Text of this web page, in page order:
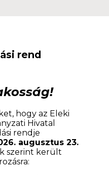
rend
hogy az Eleki
Hivatal
rendje
augusztus 23.
szerint került